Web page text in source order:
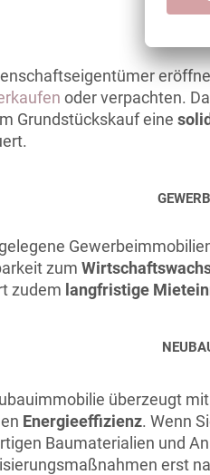
oder verpachten.
Grundstückskauf eine
zum
zudem langfristige
überzeugt
Energieeffizienz. Wenn
Baumaterialien und
erst